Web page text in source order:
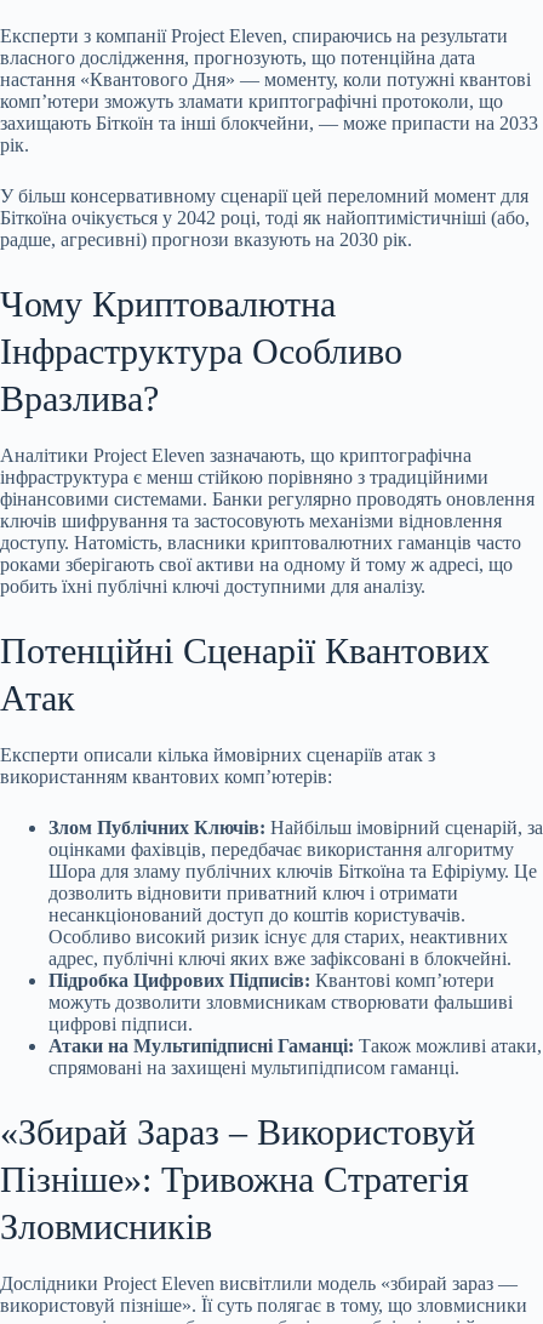
Експерти з компанії Project Eleven, спираючись на результати
власного дослідження, прогнозують, що потенційна дата
настання «Квантового Дня» — моменту, коли потужні квантові
комп’ютери зможуть зламати криптографічні протоколи, що
захищають Біткоїн та інші блокчейни, — може припасти на 2033
рік.
У більш консервативному сценарії цей переломний момент для
Біткоїна очікується у 2042 році, тоді як найоптимістичніші (або,
радше, агресивні) прогнози вказують на 2030 рік.
Чому Криптовалютна
Інфраструктура Особливо
Вразлива?
Аналітики Project Eleven зазначають, що криптографічна
інфраструктура є менш стійкою порівняно з традиційними
фінансовими системами. Банки регулярно проводять оновлення
ключів шифрування та застосовують механізми відновлення
доступу. Натомість, власники криптовалютних гаманців часто
роками зберігають свої активи на одному й тому ж адресі, що
робить їхні публічні ключі доступними для аналізу.
Потенційні Сценарії Квантових
Атак
Експерти описали кілька ймовірних сценаріїв атак з
використанням квантових комп’ютерів:
Злом Публічних Ключів: Найбільш імовірний сценарій, за
оцінками фахівців, передбачає використання алгоритму
Шора для зламу публічних ключів Біткоїна та Ефіріуму. Це
дозволить відновити приватний ключ і отримати
несанкціонований доступ до коштів користувачів.
Особливо високий ризик існує для старих, неактивних
адрес, публічні ключі яких вже зафіксовані в блокчейні.
Підробка Цифрових Підписів: Квантові комп’ютери
можуть дозволити зловмисникам створювати фальшиві
цифрові підписи.
Атаки на Мультипідписні Гаманці: Також можливі атаки,
спрямовані на захищені мультипідписом гаманці.
«Збирай Зараз – Використовуй
Пізніше»: Тривожна Стратегія
Зловмисників
Дослідники Project Eleven висвітлили модель «збирай зараз —
використовуй пізніше». Її суть полягає в тому, що зловмисники